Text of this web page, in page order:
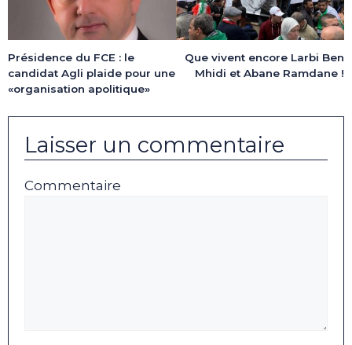
Présidence du FCE : le
candidat Agli plaide pour une
«organisation apolitique»
Que vivent encore Larbi Ben
Mhidi et Abane Ramdane !
Laisser un commentaire
Commentaire